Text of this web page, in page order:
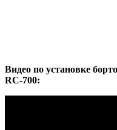
Видео по установке
RC-700: